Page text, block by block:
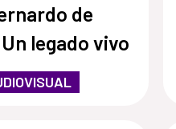
de
legado vivo